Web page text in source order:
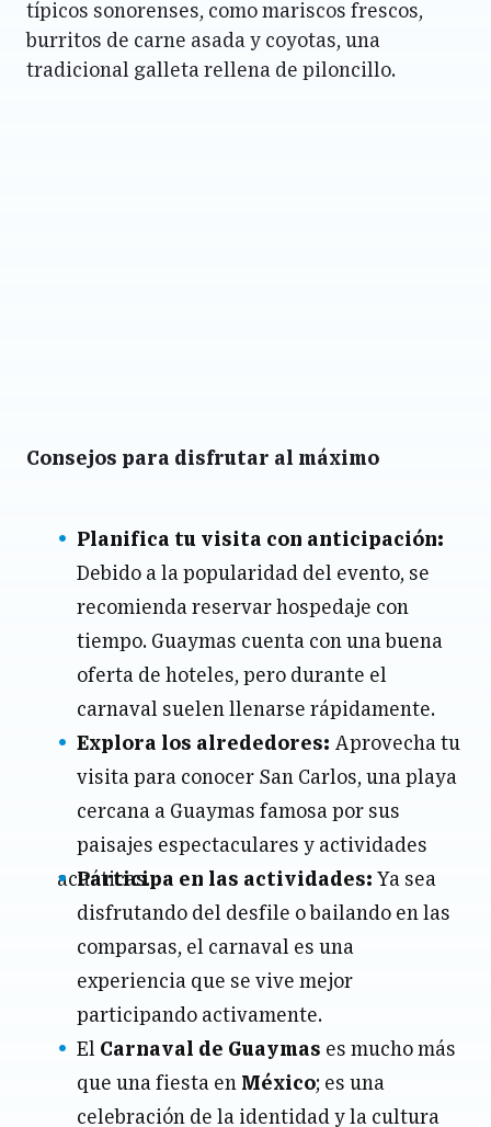
típicos sonorenses, como mariscos frescos,
burritos de carne asada y coyotas, una
tradicional galleta rellena de piloncillo.
Consejos para disfrutar al máximo
Planifica tu visita con anticipación:
Debido a la popularidad del evento, se
recomienda reservar hospedaje con
tiempo. Guaymas cuenta con una buena
oferta de hoteles, pero durante el
carnaval suelen llenarse rápidamente.
Explora los alrededores: Aprovecha tu
visita para conocer San Carlos, una playa
cercana a Guaymas famosa por sus
paisajes espectaculares y actividades
acuáticas.
Participa en las actividades: Ya sea
disfrutando del desfile o bailando en las
comparsas, el carnaval es una
experiencia que se vive mejor
participando activamente.
El Carnaval de Guaymas es mucho más
que una fiesta en México; es una
celebración de la identidad y la cultura